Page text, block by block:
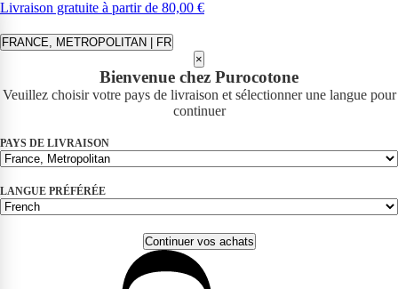
Livraison gratuite à partir de 80,00 €
FRANCE, METROPOLITAN | FR
×
Bienvenue chez Purocotone
Veuillez choisir votre pays de livraison et sélectionner une langue pour
continuer
PAYS DE LIVRAISON
LANGUE PRÉFÉRÉE
Continuer vos achats